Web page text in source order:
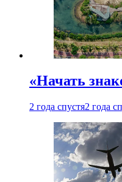
«Начать
2 года спустя2 года